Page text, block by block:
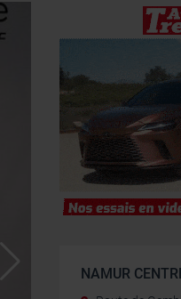
NAMUR